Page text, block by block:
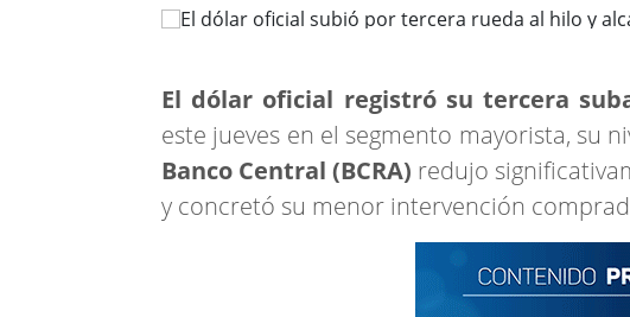
El dólar oficial registró su tercera
este jueves en el segmento mayorista, su
Banco Central (BCRA) redujo
y concretó su menor intervención